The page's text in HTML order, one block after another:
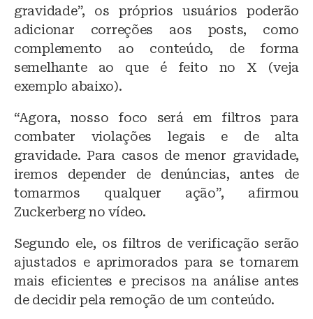
gravidade”, os próprios usuários poderão
adicionar correções aos posts, como
complemento ao conteúdo, de forma
semelhante ao que é feito no X (veja
exemplo abaixo).
“Agora, nosso foco será em filtros para
combater violações legais e de alta
gravidade. Para casos de menor gravidade,
iremos depender de denúncias, antes de
tomarmos qualquer ação”, afirmou
Zuckerberg no vídeo.
Segundo ele, os filtros de verificação serão
ajustados e aprimorados para se tornarem
mais eficientes e precisos na análise antes
de decidir pela remoção de um conteúdo.